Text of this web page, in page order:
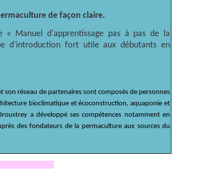
de façon claire.
Manuel d'apprentissage pas à pas de la
d'introduction fort utile aux débutants en
son réseau de partenaires sont composés de personnes
bioclimatique et écoconstruction, aquaponie et
a développé ses compétences notamment en
des fondateurs de la permaculture aux sources du